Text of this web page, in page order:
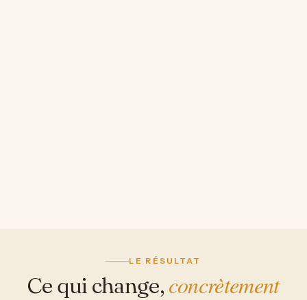
LE RÉSULTAT
Ce qui change, concrètement